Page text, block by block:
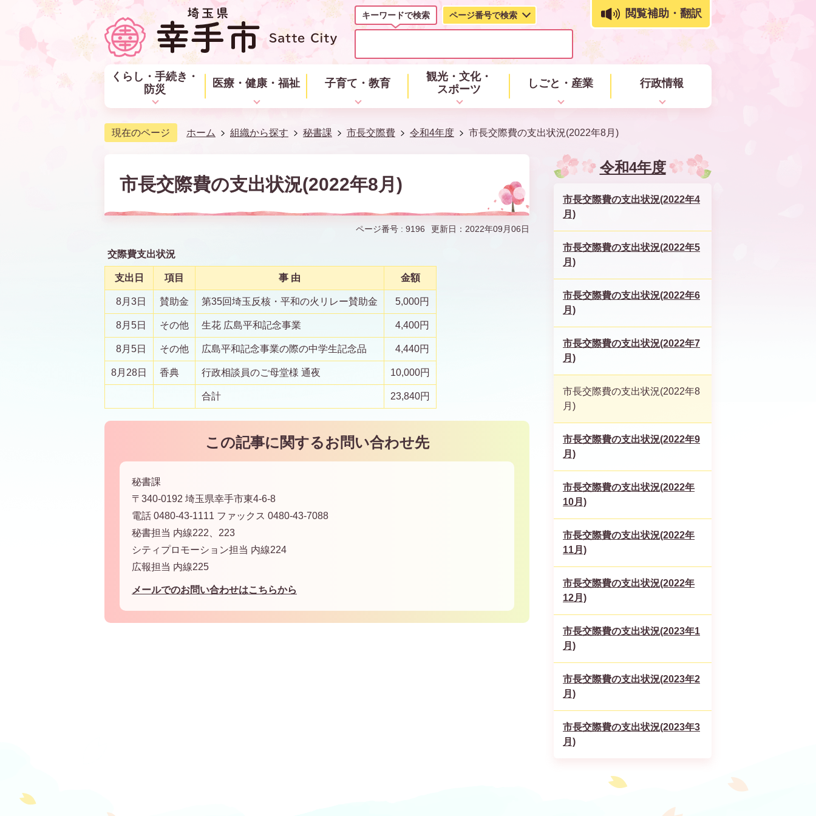
キーワードで検索 ページ番号で検索
キ
ワ
ド
で
検
閲覧補助・翻訳
くらし・手続き・
防災
医療・健康・福祉 子育て・教育
観光・文化・
スポーツ
しごと・産業 行政情報
現在のページ ホーム 組織から探す 秘書課 市長交際費 令和4年度 市長交際費の支出状況(2022年8月)
市長交際費の支出状況(2022年8月)
ページ番号 : 9196 更新日：2022年09月06日
交際費支出状況
支出日 項目 事 由 金額
8月3日 賛助金 第35回埼玉反核・平和の火リレー賛助金 5,000円
8月5日 その他 生花 広島平和記念事業 4,400円
8月5日 その他 広島平和記念事業の際の中学生記念品 4,440円
8月28日 香典 行政相談員のご母堂様 通夜 10,000円
合計 23,840円
この記事に関するお問い合わせ先
秘書課
〒340-0192 埼玉県幸手市東4-6-8
電話 0480-43-1111 ファックス 0480-43-7088
秘書担当 内線222、223
シティプロモーション担当 内線224
広報担当 内線225
メールでのお問い合わせはこちらから
令和4年度
市長交際費の支出状況(2022年4
月)
市長交際費の支出状況(2022年5
月)
市長交際費の支出状況(2022年6
月)
市長交際費の支出状況(2022年7
月)
市長交際費の支出状況(2022年8
月)
市長交際費の支出状況(2022年9
月)
市長交際費の支出状況(2022年
10月)
市長交際費の支出状況(2022年
11月)
市長交際費の支出状況(2022年
12月)
市長交際費の支出状況(2023年1
月)
市長交際費の支出状況(2023年2
月)
市長交際費の支出状況(2023年3
月)